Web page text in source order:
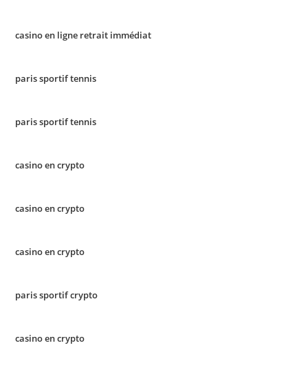
casino en ligne retrait immédiat
paris sportif tennis
paris sportif tennis
casino en crypto
casino en crypto
casino en crypto
paris sportif crypto
casino en crypto